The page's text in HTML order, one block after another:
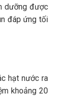
dưỡng được
đáp ứng tối
hạt nước ra
khoảng 20